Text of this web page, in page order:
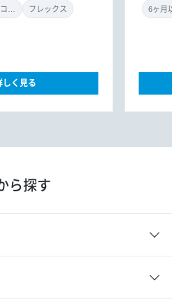
ルタント（アプ
サルタント
DXコンサ
フレックス
しく見る
リ
リ
ら探す